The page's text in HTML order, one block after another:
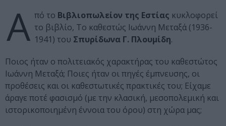
Α πό το Βιβλιοπωλείον της Εστίας κυκλοφορεί
το βιβλίο, Το καθεστώς Ιωάννη Μεταξά (1936-
1941) του Σπυρίδωνα Γ. Πλουμίδη.
Ποιος ήταν ο πολιτειακός χαρακτήρας του καθεστώτος
Ιωάννη Μεταξά; Ποιες ήταν οι πηγές έμπνευσης, οι
προθέσεις και οι καθεστωτικές πρακτικές του; Είχαμε
άραγε ποτέ φασισμό (με την κλασική, μεσοπολεμική και
ιστορικοποιημένη έννοια του όρου) στη χώρα μας;